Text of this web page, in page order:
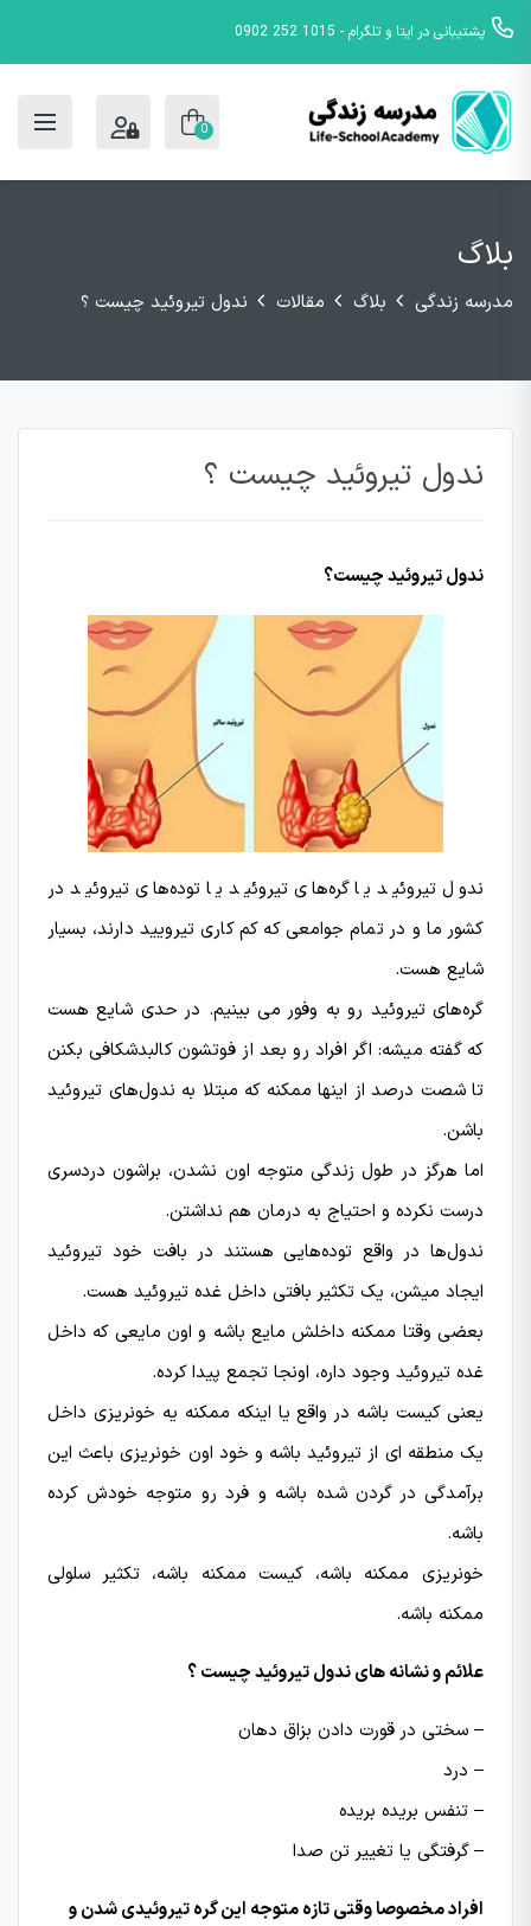
پشتیبانی در ایتا و تلگرام - 1015 252 0902
0
بلاگ
مدرسه زندگی بلاگ مقالات ندول تیروئید چیست ؟
ندول تیروئید چیست ؟
ندول تیروئید چیست؟
ندول تیروئید یا گره‌های تیروئید یا توده‌های تیروئید در
کشور ما و در تمام جوامعی که کم کاری تیرویید دارند، بسیار
شایع هست.
گره‌های تیروئید رو به وفور می بینیم. در حدی شایع هست
که گفته میشه: اگر افراد رو بعد از فوتشون کالبدشکافی بکنن
تا شصت درصد از اینها ممکنه که مبتلا به ندول‌های تیروئید
باشن.
اما هرگز در طول زندگی متوجه اون نشدن، براشون دردسری
درست نکرده و احتیاج به درمان هم نداشتن.
ندول‌ها در واقع توده‌هایی هستند در بافت خود تیروئید
ایجاد میشن، یک تکثیر بافتی داخل غده تیروئید هست.
بعضی وقتا ممکنه داخلش مایع باشه و اون مایعی که داخل
غده تیروئید وجود داره، اونجا تجمع پیدا کرده.
یعنی کیست باشه در واقع یا اینکه ممکنه یه خونریزی داخل
یک منطقه ای از تیروئید باشه و خود اون خونریزی باعث این
برآمدگی در گردن شده باشه و فرد رو متوجه خودش کرده
باشه.
خونریزی ممکنه باشه، کیست ممکنه باشه، تکثیر سلولی
ممکنه باشه.
علائم و نشانه های ندول تیروئید چیست ؟
– سختی در قورت دادن بزاق دهان
– درد
– تنفس بریده بریده
– گرفتگی یا تغییر تن صدا
افراد مخصوصا وقتی تازه متوجه این گره تیروئیدی شدن و